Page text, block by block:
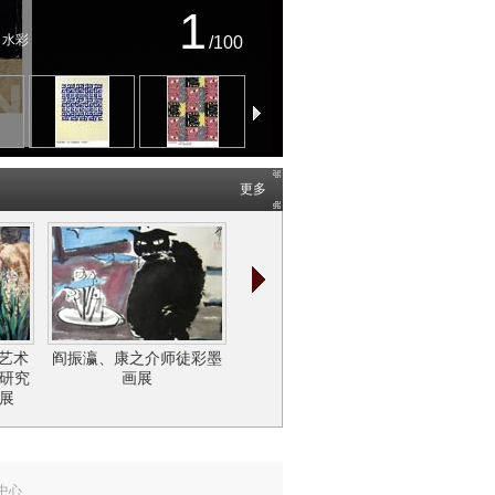
1 /100
彩
更多
术
究
阎振瀛、康之介师徒彩墨
画展
心